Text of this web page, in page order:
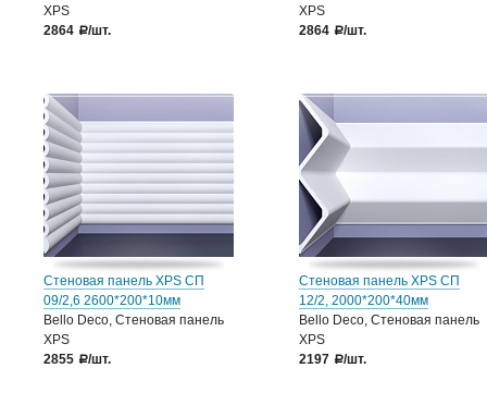
XPS
2864
a/шт.
XPS
2864
a/шт.
Стеновая панель XPS СП
09/2,6 2600*200*10мм
Bello Deco, Стеновая панель
XPS
2855
a/шт.
Стеновая панель XPS СП
12/2, 2000*200*40мм
Bello Deco, Стеновая панель
XPS
2197
a/шт.